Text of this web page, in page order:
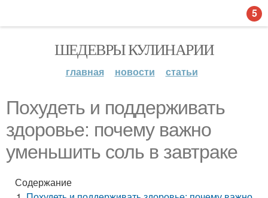
ШЕДЕВРЫ КУЛИНАРИИ
главная новости статьи
Похудеть и поддерживать
здоровье: почему важно
уменьшить соль в завтраке
Содержание
5